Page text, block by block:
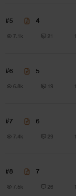
#5 4
7.1k 21
#6 5
6.8k 19
#7 6
7.4k 29
#8 7
7.5k 26